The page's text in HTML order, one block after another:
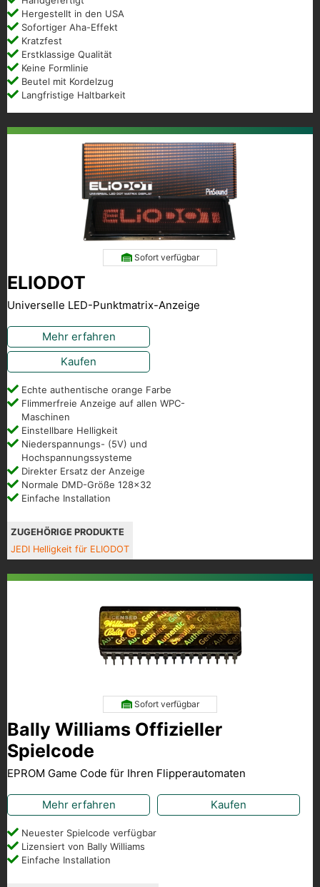
Hergestellt in den USA
Sofortiger Aha-Effekt
Kratzfest
Erstklassige Qualität
Keine Formlinie
Beutel mit Kordelzug
Langfristige Haltbarkeit
Sofort verfügbar
ELIODOT
Universelle LED-Punktmatrix-Anzeige
Mehr erfahren
Kaufen
Echte authentische orange Farbe
Flimmerfreie Anzeige auf allen WPC-
Maschinen
Einstellbare Helligkeit
Niederspannungs- (5V) und
Hochspannungssysteme
Direkter Ersatz der Anzeige
Normale DMD-Größe 128x32
Einfache Installation
ZUGEHÖRIGE PRODUKTE
JEDI Helligkeit für ELIODOT
Sofort verfügbar
Bally Williams Offizieller
Spielcode
EPROM Game Code für Ihren Flipperautomaten
Mehr erfahren Kaufen
Neuester Spielcode verfügbar
Lizensiert von Bally Williams
Einfache Installation